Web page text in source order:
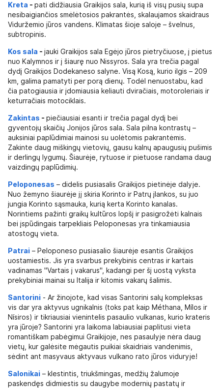
Kreta - pati didžiausia Graikijos sala, kurią iš visų pusių supa
nesibaigiančios smėlėtosios pakrantės, skalaujamos skaidraus
Viduržemio jūros vandens. Klimatas šioje saloje – švelnus,
subtropinis.
Kos sala - jauki Graikijos sala Egėjo jūros pietryčiuose, į pietus
nuo Kalymnos ir į šiaurę nuo Nissyros. Sala yra trečia pagal
dydį Graikijos Dodekaneso salyne. Visą Kosą, kurio ilgis – 209
km, galima pamatyti per porą dienų. Todėl nenuostabu, kad
čia patogiausia ir įdomiausia keliauti dviračiais, motoroleriais ir
keturračiais motociklais.
Zakintas - piečiausiai esanti ir trečia pagal dydį bei
gyventojų skaičių Jonijos jūros sala. Sala pilna kontrastų –
auksiniai paplūdimiai mainosi su uolėtomis pakrantėmis.
Zakinte daug miškingų vietovių, gausu kalnų apaugusių pušimis
ir derlingų lygumų. Šiaurėje, rytuose ir pietuose randama daug
vaizdingų paplūdimių.
Peloponesas – didelis pusiasalis Graikijos pietinėje dalyje.
Nuo žemyno šiaurėje jį skiria Korinto ir Patrų įlankos, su juo
jungia Korinto sąsmauka, kurią kerta Korinto kanalas.
Norintiems pažinti graikų kultūros lopšį ir pasigrožėti kalnais
bei įspūdingais tarpekliais Peloponesas yra tinkamiausia
atostogų vieta.
Patrai – Peloponeso pusiasalio šiaurėje esantis Graikijos
uostamiestis. Jis yra svarbus prekybinis centras ir kartais
vadinamas "Vartais į vakarus", kadangi per šį uostą vyksta
prekybiniai mainai su Italija ir kitomis vakarų šalimis.
Santorini - Ar žinojote, kad visas Santorini salų kompleksas
vis dar yra aktyvus ugnikalnis (toks pat kaip Méthana, Mílos ir
Nísiros) ir tikriausiai vienintelis pasaulio vulkanas, kurio krateris
yra jūroje? Santorini yra laikoma labiausiai paplitusi vieta
romantiškam pabėgimui Graikijoje, nes pasaulyje nėra daug
vietų, kur galėsite mėgautis puikiai skaidriais vandenimis,
sėdint ant masyvaus aktyvaus vulkano rato jūros viduryje!
Salonikai – klestintis, triukšmingas, medžių žalumoje
paskendęs didmiestis su daugybe modernių pastatų ir